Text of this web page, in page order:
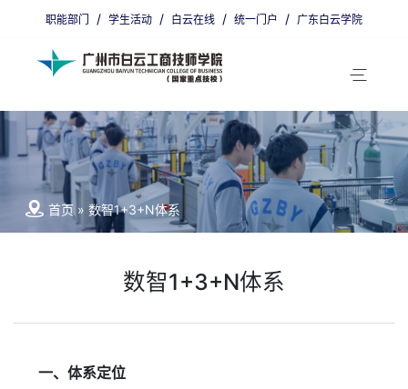
职能部门 / 学生活动 / 白云在线 / 统一门户 / 广东白云学院
首页 » 数智1+3+N体系
数智1+3+N体系
一、体系定位